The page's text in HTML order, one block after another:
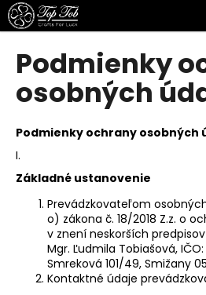
Prejsť
na
obsah
Podmienky
osobných
Podmienky ochrany osobných
I.
Základné ustanovenie
Prevádzkovateľom
o) zákona č. 18/2018 Z.z. o
v znení neskorších
Mgr. Ľudmila Tobiašová,
Smreková 101/49, Smižany
Kontaktné údaje
K
o
Č
o
p
o
t
r